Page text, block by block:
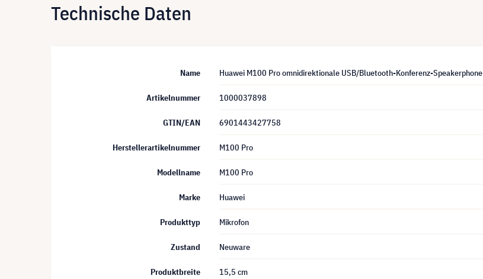
Technische Daten
Name Huawei M100 Pro omnidirektionale USB/Bluetooth-Konferenz-Speakerphone
Artikelnummer 1000037898
GTIN/EAN 6901443427758
Herstellerartikelnummer M100 Pro
Modellname M100 Pro
Marke Huawei
Produkttyp Mikrofon
Zustand Neuware
Produktbreite 15,5 cm